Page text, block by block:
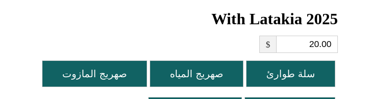
With Latakia 2025
$
سلة طوارئ صهريج المياه صهريج المازوت